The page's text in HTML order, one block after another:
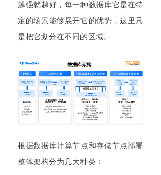
越强就越好 ，每一种数据库它是在特
定的场景能够展开它的优势 ，这里只
是把它划分在不同的区域。
根据数据库计算节点和存储节点部署
整体架构分为几大种类：